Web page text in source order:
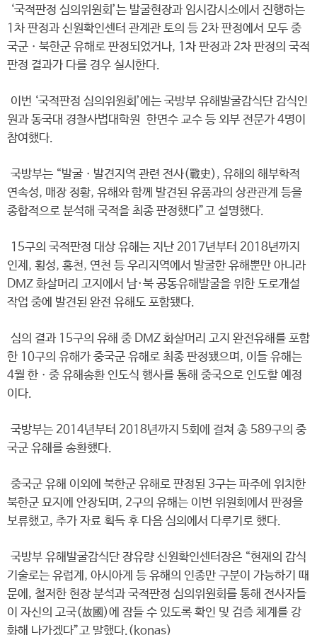
‘국적판정 심의위원회’는 발굴현장과 임시감시소에서 진행하는
1차 판정과 신원확인센터 관계관 토의 등 2차 판정에서 모두 중
국군ㆍ북한군 유해로 판정되었거나, 1차 판정과 2차 판정의 국적
판정 결과가 다를 경우 실시한다.
이번 ‘국적판정 심의위원회’에는 국방부 유해발굴감식단 감식인
원과 동국대 경찰사법대학원 한면수 교수 등 외부 전문가 4명이
참여했다.
국방부는 “발굴ㆍ발견지역 관련 전사(戰史), 유해의 해부학적
연속성, 매장 정황, 유해와 함께 발견된 유품과의 상관관계 등을
종합적으로 분석해 국적을 최종 판정했다”고 설명했다.
15구의 국적판정 대상 유해는 지난 2017년부터 2018년까지
인제, 횡성, 홍천, 연천 등 우리지역에서 발굴한 유해뿐만 아니라
DMZ 화살머리 고지에서 남·북 공동유해발굴을 위한 도로개설
작업 중에 발견된 완전 유해도 포함됐다.
심의 결과 15구의 유해 중 DMZ 화살머리 고지 완전유해를 포함
한 10구의 유해가 중국군 유해로 최종 판정됐으며, 이들 유해는
4월 한ㆍ중 유해송환 인도식 행사를 통해 중국으로 인도할 예정
이다.
국방부는 2014년부터 2018년까지 5회에 걸쳐 총 589구의 중
국군 유해를 송환했다.
중국군 유해 이외에 북한군 유해로 판정된 3구는 파주에 위치한
북한군 묘지에 안장되며, 2구의 유해는 이번 위원회에서 판정을
보류했고, 추가 자료 획득 후 다음 심의에서 다루기로 했다.
국방부 유해발굴감식단 장유량 신원확인센터장은 “현재의 감식
기술로는 유럽계, 아시아계 등 유해의 인종만 구분이 가능하기 때
문에, 철저한 현장 분석과 국적판정 심의위원회를 통해 전사자들
이 자신의 고국(故國)에 잠들 수 있도록 확인 및 검증 체계를 강
화해 나가겠다”고 말했다.(konas)